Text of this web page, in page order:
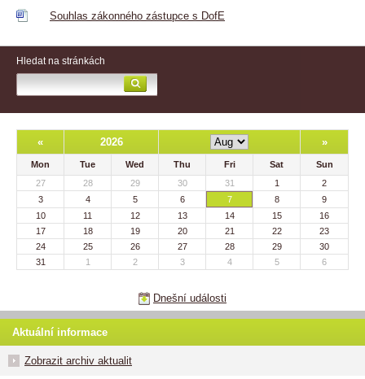
Souhlas zákonného zástupce s DofE
Hledat na stránkách
« 2026 »
Mon Tue Wed Thu Fri Sat
Sun
27
28 29 30 31 1
2
3
4 5 6 7 8
9
10
11 12 13 14 15
16
17
18 19 20 21 22
23
24
25 26 27 28 29
30
31
1 2 3 4 5 6
Dnešní události
Aktuální informace
Zobrazit archiv aktualit